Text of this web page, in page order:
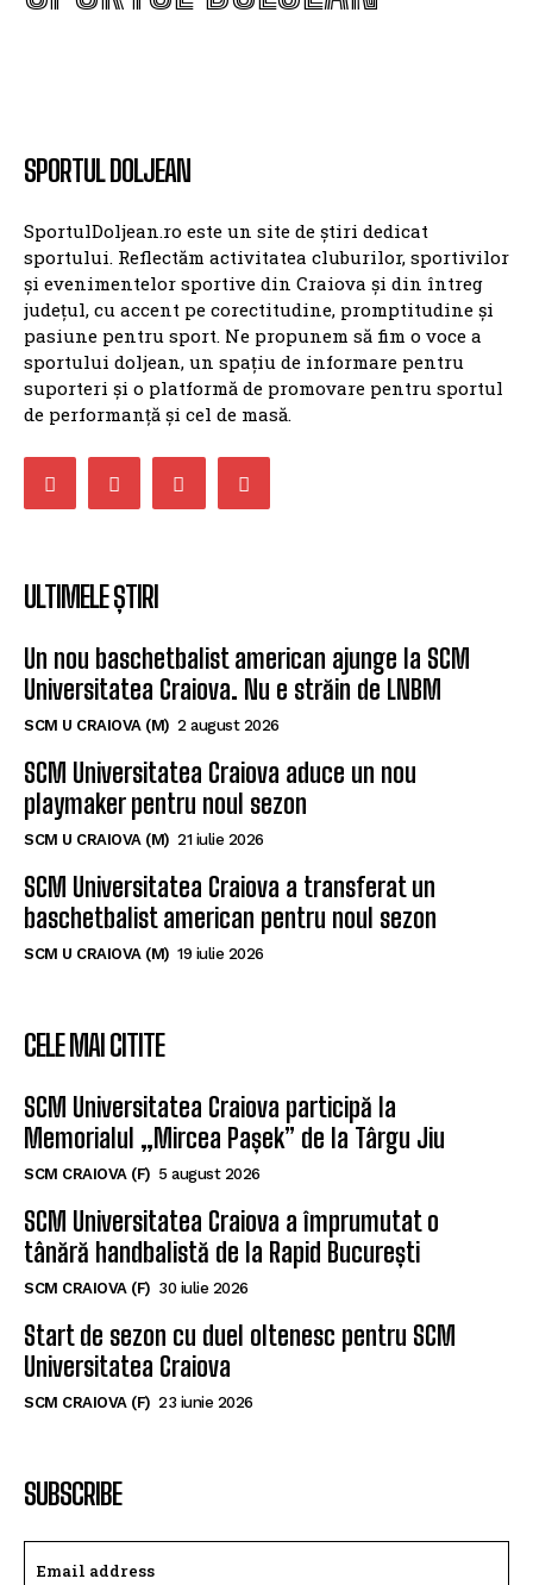
SPORTUL DOLJEAN
SportulDoljean.ro este un site de știri dedicat
sportului. Reflectăm activitatea cluburilor, sportivilor
și evenimentelor sportive din Craiova și din întreg
județul, cu accent pe corectitudine, promptitudine și
pasiune pentru sport. Ne propunem să fim o voce a
sportului doljean, un spațiu de informare pentru
suporteri și o platformă de promovare pentru sportul
de performanță și cel de masă.
ULTIMELE ȘTIRI
Un nou baschetbalist american ajunge la SCM
Universitatea Craiova. Nu e străin de LNBM
SCM U CRAIOVA (M) 2 august 2026
SCM Universitatea Craiova aduce un nou
playmaker pentru noul sezon
SCM U CRAIOVA (M) 21 iulie 2026
SCM Universitatea Craiova a transferat un
baschetbalist american pentru noul sezon
SCM U CRAIOVA (M) 19 iulie 2026
CELE MAI CITITE
SCM Universitatea Craiova participă la
Memorialul „Mircea Pașek” de la Târgu Jiu
SCM CRAIOVA (F) 5 august 2026
SCM Universitatea Craiova a împrumutat o
tânără handbalistă de la Rapid București
SCM CRAIOVA (F) 30 iulie 2026
Start de sezon cu duel oltenesc pentru SCM
Universitatea Craiova
SCM CRAIOVA (F) 23 iunie 2026
SUBSCRIBE